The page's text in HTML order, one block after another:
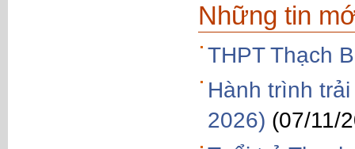
Những tin
THPT Thạch
Hành trình
2026) (07/11/